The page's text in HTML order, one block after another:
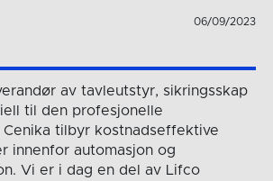
06/09/2023
av tavleutstyr, sikringsskap
til den profesjonelle
tilbyr kostnadseffektive
innenfor automasjon og
Vi er i dag en del av Lifco